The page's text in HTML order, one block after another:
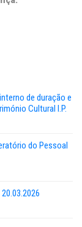
de duração e
Cultural I.P.
do Pessoal